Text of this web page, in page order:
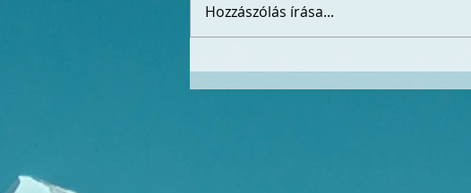
Hozzászólás írása...